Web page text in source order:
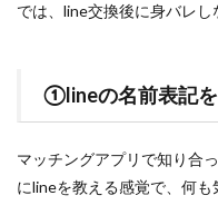
では、line交換後に身バレし
①lineの名前表記
マッチングアプリで知り合
にlineを教える感覚で、何